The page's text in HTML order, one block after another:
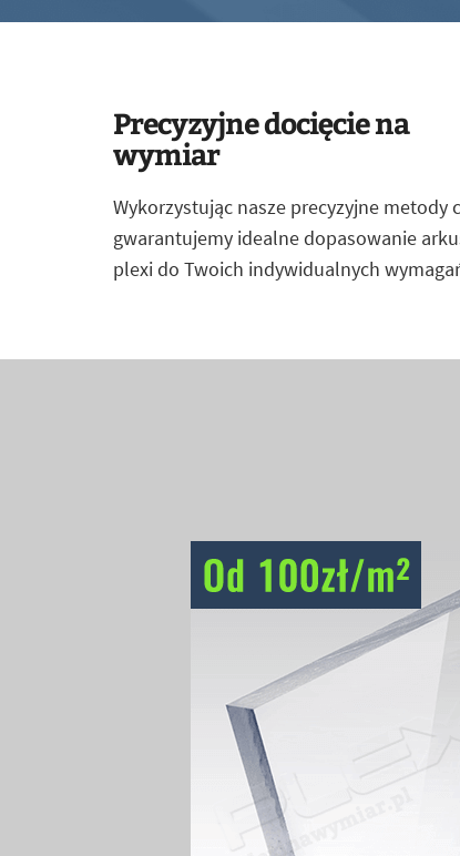
Precyzyjne docięcie na
wymiar
Wykorzystując nasze precyzyjne metody
gwarantujemy idealne dopasowanie
plexi do Twoich indywidualnych